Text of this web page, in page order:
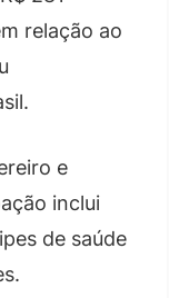
relação ao
e
inclui
de saúde